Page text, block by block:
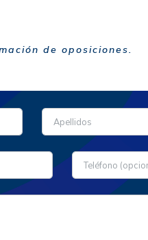
de oposiciones.